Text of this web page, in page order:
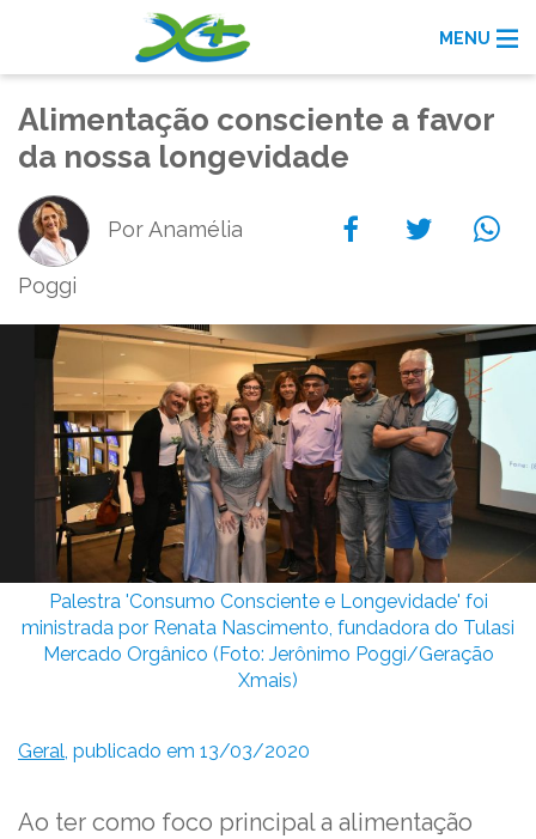
MENU
Alimentação consciente a favor
da nossa longevidade
Por Anamélia
Poggi
Palestra 'Consumo Consciente e Longevidade' foi
ministrada por Renata Nascimento, fundadora do Tulasi
Mercado Orgânico (Foto: Jerônimo Poggi/Geração
Xmais)
Geral , publicado em 13/03/2020
Ao ter como foco principal a alimentação